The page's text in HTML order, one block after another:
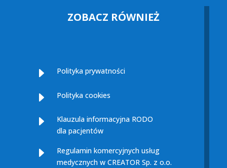
ZOBACZ RÓWNIEŻ
E Polityka prywatności
E Polityka cookies
E
Klauzula informacyjna RODO
dla pacjentów
E
Regulamin komercyjnych usług
medycznych w CREATOR Sp. z o.o.